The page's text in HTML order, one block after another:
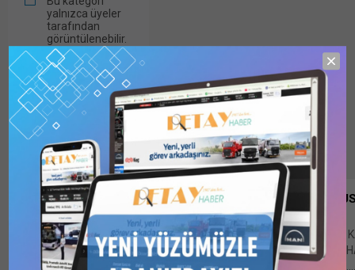
yalnızca üyeler
tarafından
görüntülenebilir.
Bu kategoriyi
görüntülemek
için1 Kullanıcılı
// 6 Aylık
Abonelik
Kullanıcılı // Yıllık
Abonelik
Kullanıcılı // Yıllık
Abonelikveya6
Kullanıcılı // Yıllık
Aboneliksatın
alarak
kaydolun.
KAMU İHALE BÜLTENİ – 04
İHALELERİ
İÇİNDEKİLER A- 4734 SAYILI KANUN
………………………………………………………. 7 1.